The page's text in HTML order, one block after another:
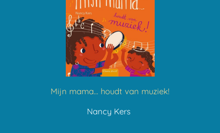
Mijn mama... houdt van muziek!
Nancy Kers